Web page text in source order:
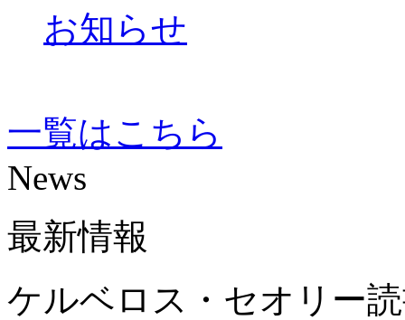
お知らせ
一覧はこちら
News
最新情報
ケルベロス・セオリー